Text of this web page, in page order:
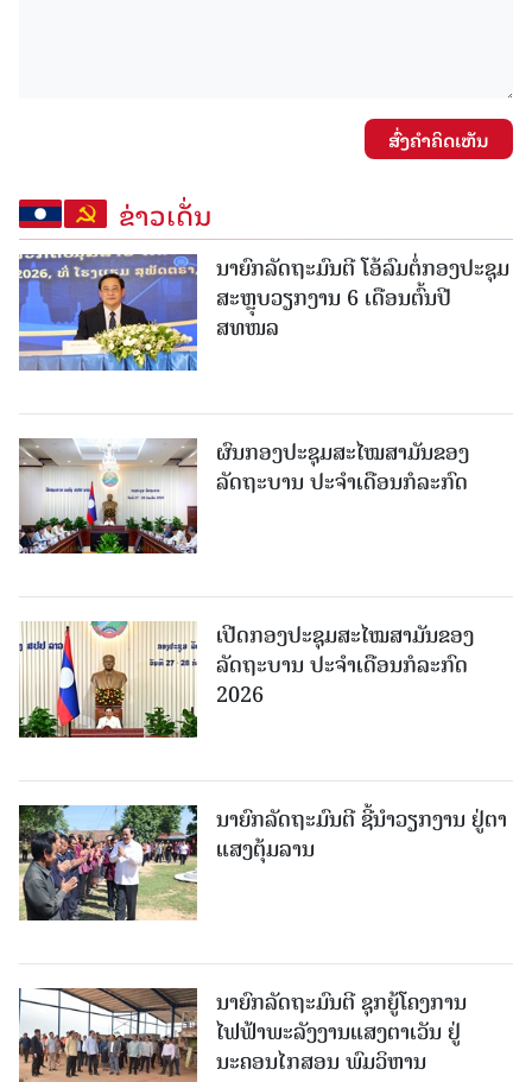
ສົ່ງຄໍາຄິດເຫັນ
ຂ່າວເດັ່ນ
ນາຍົກລັດຖະມົນຕີ ໂອ້ລົມຕໍ່ກອງປະຊຸມ
ສະຫຼຸບວຽກງານ 6 ເດືອນຕົ້ນປີ
ສທໜລ
ຜົນກອງປະຊຸມສະໄໝສາມັນຂອງ
ລັດຖະບານ ປະຈຳເດືອນກໍລະກົດ
ເປີດກອງປະຊຸມສະໄໝສາມັນຂອງ
ລັດຖະບານ ປະຈໍາເດືອນກໍລະກົດ
2026
ນາຍົກລັດຖະມົນຕີ ຊີ້ນຳວຽກງານ ຢູ່ຕາ
ແສງຕຸ້ມລານ
ນາຍົກລັດຖະມົນຕີ ຊຸກຍູ້ໂຄງການ
ໄຟຟ້າພະລັງງານແສງຕາເວັນ ຢູ່
ນະຄອນໄກສອນ ພົມວິຫານ